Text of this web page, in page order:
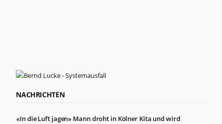
NACHRICHTEN
«In die Luft jagen» Mann droht in Kölner Kita und wird
basierend
auf der
Website
können.